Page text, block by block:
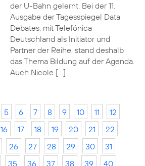
der U-Bahn gelernt. Bei der 11.
Ausgabe der Tagesspiegel Data
Debates, mit Telefónica
Deutschland als Initiator und
Partner der Reihe, stand deshalb
das Thema Bildung auf der Agenda.
Auch Nicole […]
5 6 7 8 9 10 11
12
16 17 18 19 20 21
22
26 27 28 29 30
31
35 36 37 38 39
40